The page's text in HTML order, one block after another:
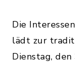
Die
lädt zur
Dienstag,